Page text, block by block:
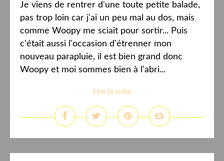
Je viens de rentrer d'une toute petite balade,
pas trop loin car j'ai un peu mal au dos, mais
comme Woopy me sciait pour sortir... Puis
c'était aussi l'occasion d'étrenner mon
nouveau parapluie, il est bien grand donc
Woopy et moi sommes bien à l'abri...
Lire la suite